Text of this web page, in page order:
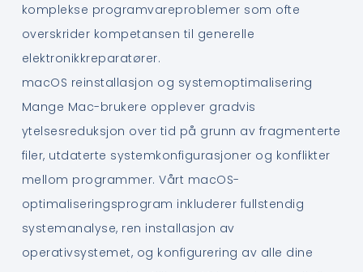
komplekse programvareproblemer som ofte
overskrider kompetansen til generelle
elektronikkreparatører.
macOS reinstallasjon og systemoptimalisering
Mange Mac-brukere opplever gradvis
ytelsesreduksjon over tid på grunn av fragmenterte
filer, utdaterte systemkonfigurasjoner og konflikter
mellom programmer. Vårt macOS-
optimaliseringsprogram inkluderer fullstendig
systemanalyse, ren installasjon av
operativsystemet, og konfigurering av alle dine